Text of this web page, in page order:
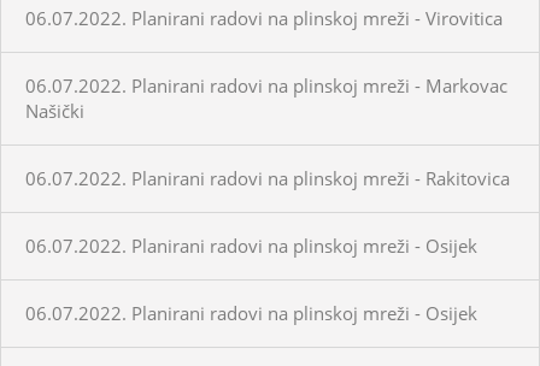
06.07.2022. Planirani radovi na plinskoj mreži - Virovitica
06.07.2022. Planirani radovi na plinskoj mreži - Markovac
Našički
06.07.2022. Planirani radovi na plinskoj mreži - Rakitovica
06.07.2022. Planirani radovi na plinskoj mreži - Osijek
06.07.2022. Planirani radovi na plinskoj mreži - Osijek